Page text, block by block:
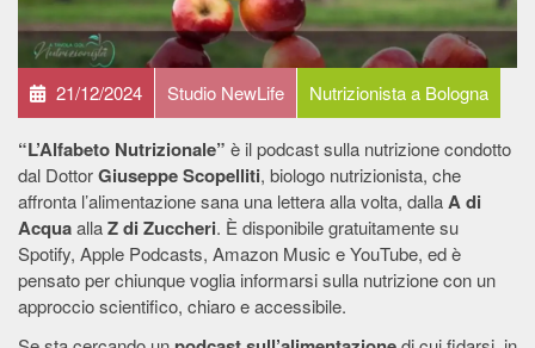
21/12/2024 Studio NewLife Nutrizionista a Bologna
“L’Alfabeto Nutrizionale” è il podcast sulla nutrizione condotto
dal DottorGiuseppe Scopelliti, biologo nutrizionista, che
affronta l’alimentazione sana una lettera alla volta, dallaA di
AcquaallaZ di Zuccheri. È disponibile gratuitamente su
Spotify, Apple Podcasts, Amazon Music e YouTube, ed è
pensato per chiunque voglia informarsi sulla nutrizione con un
approccio scientifico, chiaro e accessibile.